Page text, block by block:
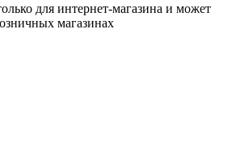
для интернет-магазина и может
магазинах